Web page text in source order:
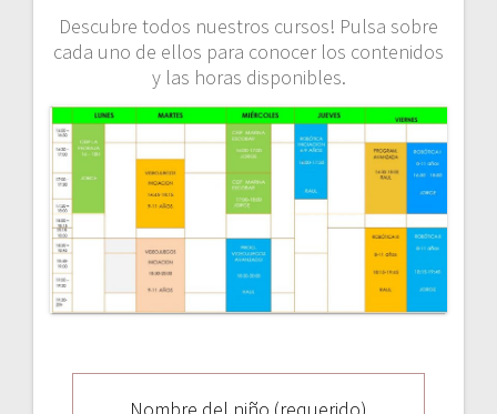
Descubre todos nuestros cursos! Pulsa sobre
cada uno de ellos para conocer los contenidos
y las horas disponibles.